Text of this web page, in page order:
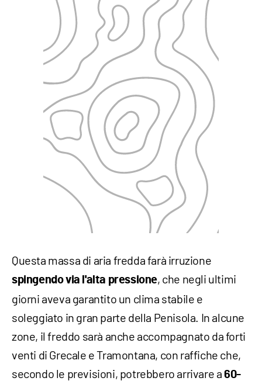
Questa massa di aria fredda farà irruzione
spingendo via l'alta pressione, che negli ultimi
giorni aveva garantito un clima stabile e
soleggiato in gran parte della Penisola. In alcune
zone, il freddo sarà anche accompagnato da forti
venti di Grecale e Tramontana, con raffiche che,
secondo le previsioni, potrebbero arrivare a60-